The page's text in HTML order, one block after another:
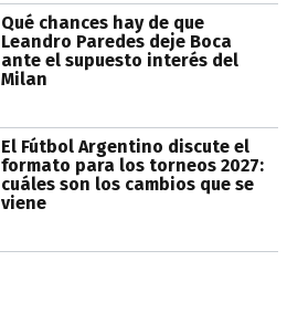
Qué chances hay de que
Leandro Paredes deje Boca
ante el supuesto interés del
Milan
El Fútbol Argentino discute el
formato para los torneos 2027:
cuáles son los cambios que se
viene